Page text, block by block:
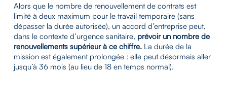
Alors que le nombre de renouvellement de contrats est
limité à deux maximum pour le travail temporaire (sans
dépasser la durée autorisée), un accord d’entreprise peut,
dans le contexte d’urgence sanitaire, prévoir un nombre de
renouvellements supérieur à ce chiffre.La durée de la
mission est également prolongée : elle peut désormais aller
jusqu’à 36 mois (au lieu de 18 en temps normal).